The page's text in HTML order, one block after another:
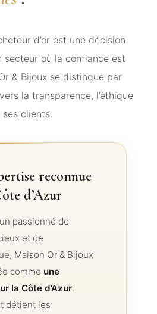
d’or est une décision
secteur où la confiance est
& Bijoux se distingue par
la transparence, l’éthique
clients.
reconnue
d’Azur
passionné de
et de
Maison Or & Bijoux
comme une
la Côte d’Azur.
détient les